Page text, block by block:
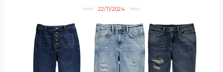
22/11/2024